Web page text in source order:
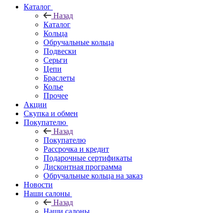
Каталог
Назад
Каталог
Кольца
Обручальные кольца
Подвески
Серьги
Цепи
Браслеты
Колье
Прочее
Акции
Скупка и обмен
Покупателю
Назад
Покупателю
Рассрочка и кредит
Подарочные сертификаты
Дисконтная программа
Обручальные кольца на заказ
Новости
Наши салоны
Назад
Наши салоны